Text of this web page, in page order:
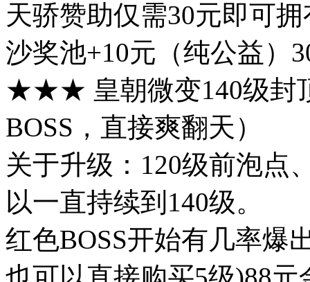
天骄赞助仅需30元即可
沙奖池+10元（纯公益）
★★★ 皇朝微变140级封
BOSS，直接爽翻天）
关于升级：120级前泡点
以一直持续到140级。
红色BOSS开始有几率爆